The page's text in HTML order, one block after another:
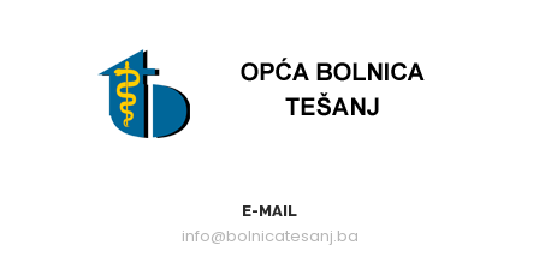
E-MAIL
info@bolnicatesanj.ba